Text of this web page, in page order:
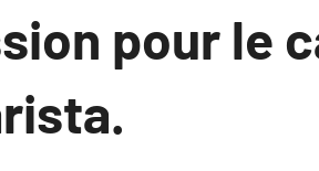
pour le